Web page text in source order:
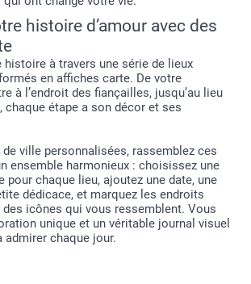
histoire d’amour avec des
histoire à travers une série de lieux
en affiches carte. De votre
à l’endroit des fiançailles, jusqu’au lieu
chaque étape a son décor et ses
de ville personnalisées, rassemblez ces
ensemble harmonieux : choisissez une
pour chaque lieu, ajoutez une date, une
dédicace, et marquez les endroits
icônes qui vous ressemblent. Vous
unique et un véritable journal visuel
admirer chaque jour.